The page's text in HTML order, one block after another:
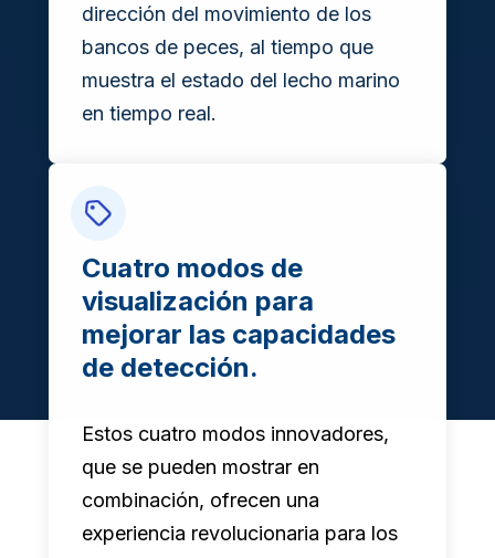
dirección del movimiento de los
bancos de peces, al tiempo que
muestra el estado del lecho marino
en tiempo real.
Cuatro modos de
visualización para
mejorar las capacidades
de detección.
Estos cuatro modos innovadores,
que se pueden mostrar en
combinación, ofrecen una
experiencia revolucionaria para los